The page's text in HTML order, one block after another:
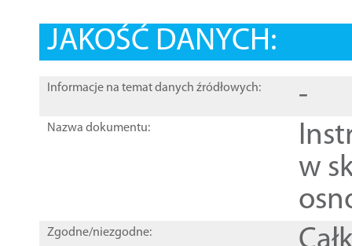
JAKOŚĆ DANYCH:
Informacje na temat danych źródłowych: -
Nazwa dokumentu:
w
Zgodne/niezgodne: